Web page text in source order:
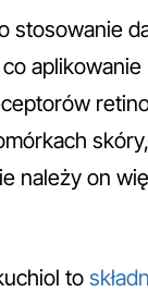
stosowanie
należy on
to